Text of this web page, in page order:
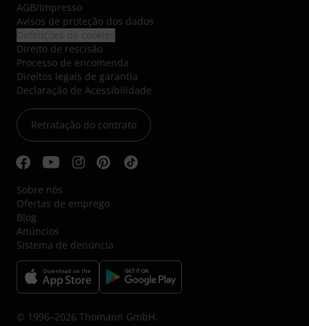
AGB/Impresso
Avisos de proteção dos dados
Direito de rescisão
Processo de encomenda
Direitos legais de garantia
Declaração de Acessibilidade
Retratação do contrato
Sobre nós
Ofertas de emprego
Blog
Anúncios
Sistema de denúncia
© 1996–2026 Thomann GmbH.